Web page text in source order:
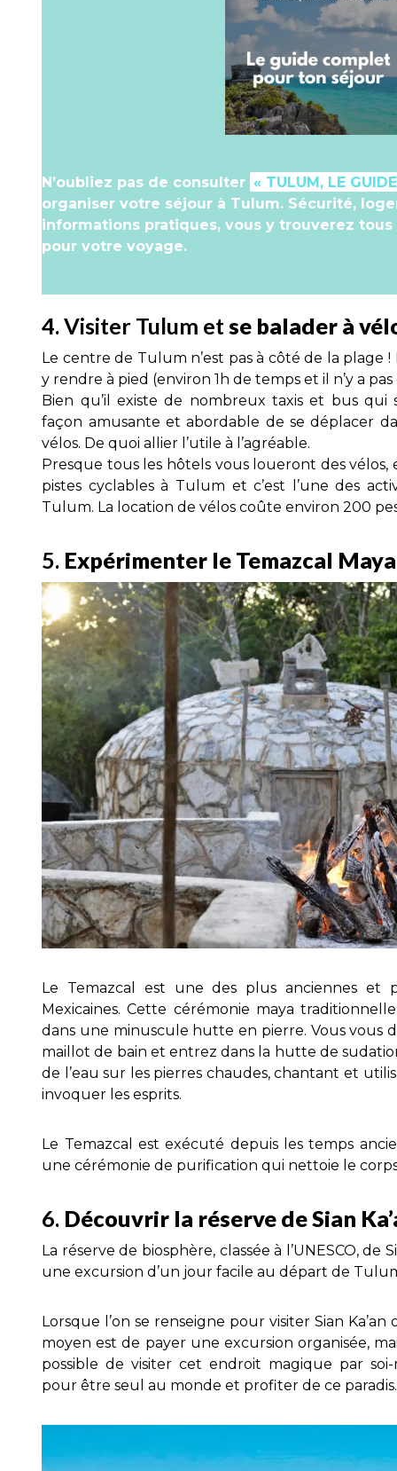
N’oubliez pas de consulter « TULUM, LE
organiser votre séjour à Tulum. Sécurité,
informations pratiques, vous y trouverez
pour votre voyage.
4. Visiter Tulum et se balader à
Le centre de Tulum n’est pas à côté de la plage
y rendre à pied (environ 1h de temps et il n’y a
Bien qu’il existe de nombreux taxis et bus
façon amusante et abordable de se déplacer
vélos. De quoi allier l’utile à l’agréable.
Presque tous les hôtels vous loueront des vélos,
pistes cyclables à Tulum et c’est l’une des
Tulum. La location de vélos coûte environ 200
5. Expérimenter le Temazcal Maya
Le Temazcal est une des plus anciennes et
Mexicaines. Cette cérémonie maya
dans une minuscule hutte en pierre. Vous vous
maillot de bain et entrez dans la hutte de
de l’eau sur les pierres chaudes, chantant et
invoquer les esprits.
Le Temazcal est exécuté depuis les temps
une cérémonie de purification qui nettoie le
6. Découvrir la réserve de Sian
La réserve de biosphère, classée à l’UNESCO, de
une excursion d’un jour facile au départ de
Lorsque l’on se renseigne pour visiter Sian
moyen est de payer une excursion organisée,
possible de visiter cet endroit magique par
pour être seul au monde et profiter de ce paradis.